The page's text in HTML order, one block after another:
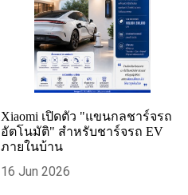
Xiaomi เปิดตัว "แขนกลชาร์จรถ
อัตโนมัติ" สำหรับชาร์จรถ EV
ภายในบ้าน
16 Jun 2026